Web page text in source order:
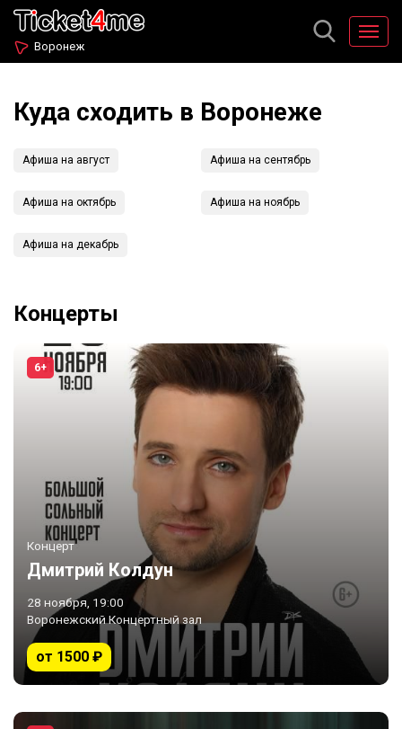
Воронеж
Куда сходить в Воронеже
Афиша на август Афиша на сентябрь
Афиша на октябрь Афиша на ноябрь
Афиша на декабрь
Концерты
6+
Концерт
Дмитрий Колдун
28 ноября, 19:00
Воронежский Концертный зал
от 1500 ₽